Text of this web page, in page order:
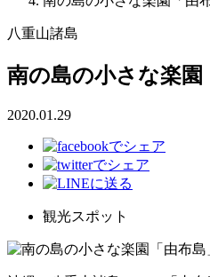
八重山諸島
南の島の小さな楽
2020.01.29
観光スポット